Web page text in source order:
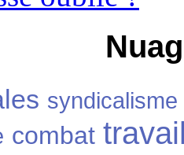
syndicalisme
combat